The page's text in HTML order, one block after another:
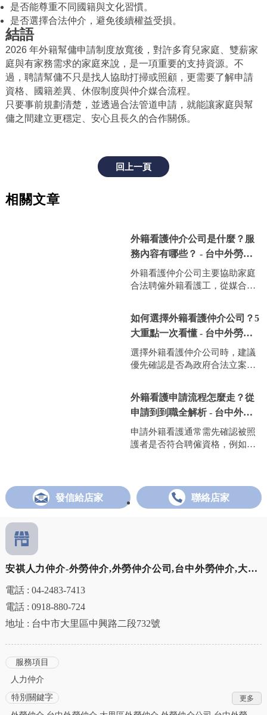
是否能尊重不同國籍與文化習慣。
是否選擇合法仲介，避免後續權益受損。
結語
2026 年外籍幫傭申請制度放寬後，對許多育兒家庭、雙薪家
庭與有家務需求的家庭來說，是一項重要的支持資源。不
過，聘請幫傭不只是找人協助打掃或照顧，更需要了解申請
資格、國籍差異、休假制度與仲介媒合流程。
只要事前規劃清楚，並透過合法管道申請，就能讓家庭與幫
傭之間建立更穩定、安心且長久的合作關係。
回上一頁
相關文章
外籍看護仲介公司是什麼？服
務內容有哪些？ - 台中外勞仲
介公司｜大里外籍看護公司
外籍看護仲介公司主要協助家庭
合法聘僱外籍看護工，從媒合人
一條龍服務。一般服務內容包
含：需求評估、挑選合適的看護
人選、辦理聘僱許可、簽證及入
境手續，以及後續的翻譯協助與
生活管理。對於沒有相關經驗的
體聘僱過程符合法規。選擇合法
立案且口碑良好的仲介公司，不
後續糾紛風險，讓照護品質更加
穩定。
如何選擇外籍看護仲介公司？5
大重點一次看懂 - 台中外勞仲
介公司｜大里外籍看護公司
選擇外籍看護仲介公司時，建議
優先確認是否為政府合法立案機
次，可了解仲介是否提供完善的
售後服務，例如翻譯協助、定期
關懷與突發狀況處理能力。第
三，透明的費用結構也非常重
要，避免後續產生隱藏費用。此
顧問的溝通順暢度也是關鍵，能
否快速理解家庭需求，將直接影
外籍看護申請流程怎麼走？從
申請到到職全解析 - 台中外籍
看護｜大里外勞仲介
申請外籍看護通常需先確認被照
護者是否符合聘僱資格，例如失
後，仲介會協助媒合看護人選並
安排面試，確認合適人選後開始
訓練，幫助看護快速適應家庭環
發信給店家 聯絡店家
安祺人力仲介-外勞仲介,外勞仲介公司,台中外勞仲介,大里
區外勞仲公司
電話 : 04-2483-7413
電話 : 0918-880-724
地址 : 台中市大里區中興路二段732號
服務項目
人力仲介
特別關鍵字